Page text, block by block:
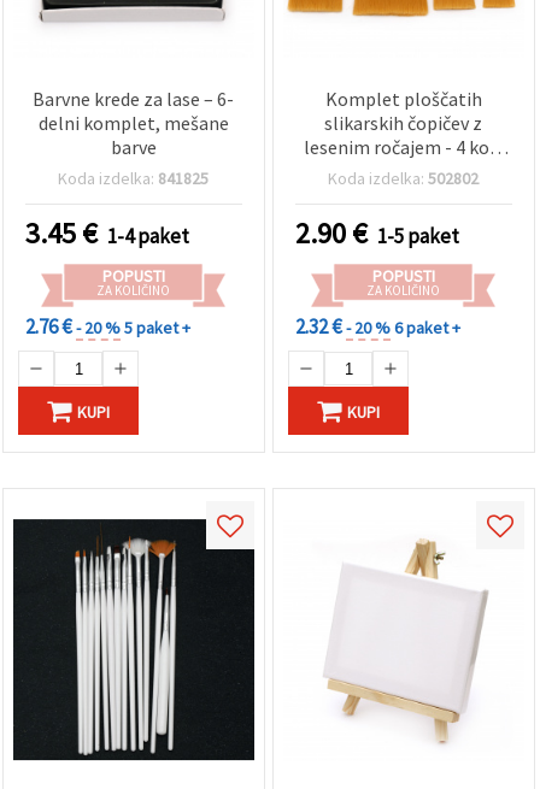
Barvne krede za lase – 6-
delni komplet, mešane
barve
Koda izdelka: 841825
3.45€ 1-4 paket
POPUSTI
ZA KOLIČINO
2.76 €- 20 %5 paket +
KUPI
Komplet ploščatih
slikarskih čopičev z
lesenim ročajem - 4 kosi
(25 mm, 35 mm, 46 mm,
Koda izdelka:502802
2.90€ 1-5 paket
POPUSTI
ZA KOLIČINO
2.32 €- 20 %6 paket +
KUPI